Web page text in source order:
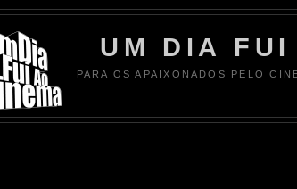
UM DIA FUI
PARA OS APAIXONADOS PELO